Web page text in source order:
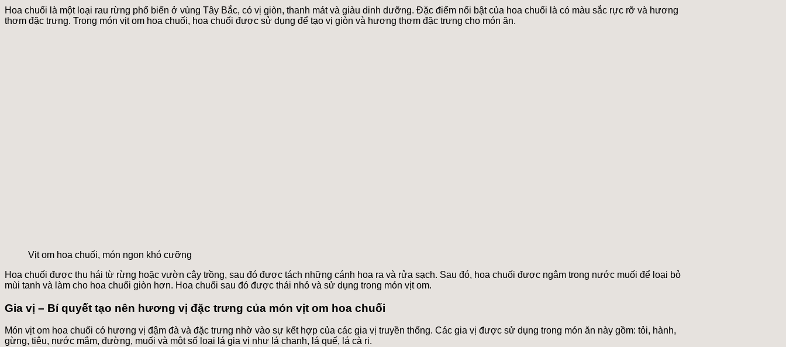
Hoa chuối là một loại rau rừng phổ biến ở vùng Tây Bắc, có vị giòn, thanh mát và giàu dinh dưỡng. Đặc điểm nổi bật của hoa chuối là có màu sắc rực rỡ và hương
thơm đặc trưng. Trong món vịt om hoa chuối, hoa chuối được sử dụng để tạo vị giòn và hương thơm đặc trưng cho món ăn.
Vịt om hoa chuối, món ngon khó cưỡng
Hoa chuối được thu hái từ rừng hoặc vườn cây trồng, sau đó được tách những cánh hoa ra và rửa sạch. Sau đó, hoa chuối được ngâm trong nước muối để loại bỏ
mùi tanh và làm cho hoa chuối giòn hơn. Hoa chuối sau đó được thái nhỏ và sử dụng trong món vịt om.
Gia vị – Bí quyết tạo nên hương vị đặc trưng của món vịt om hoa chuối
Món vịt om hoa chuối có hương vị đậm đà và đặc trưng nhờ vào sự kết hợp của các gia vị truyền thống. Các gia vị được sử dụng trong món ăn này gồm: tỏi, hành,
gừng, tiêu, nước mắm, đường, muối và một số loại lá gia vị như lá chanh, lá quế, lá cà ri.